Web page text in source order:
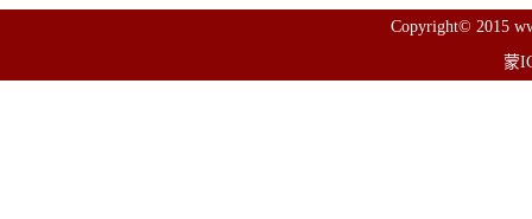
Copyright© 2015
蒙